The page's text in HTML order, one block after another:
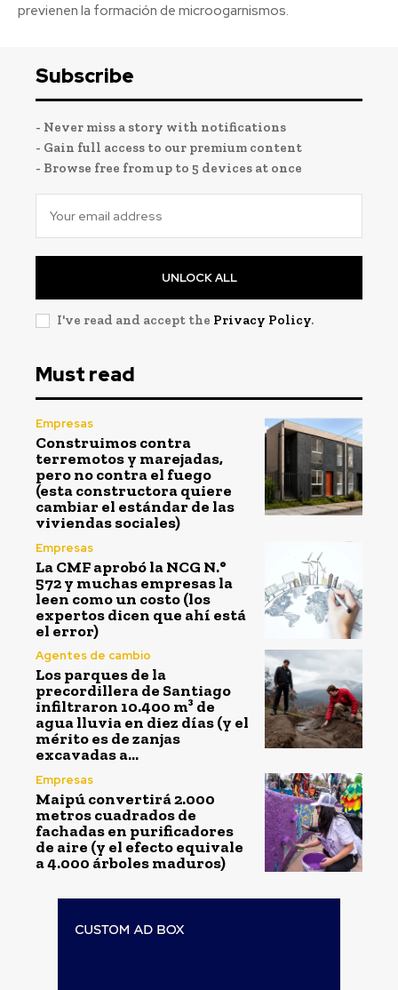
previenen la formación de microogarnismos.
Subscribe
- Never miss a story with notifications
- Gain full access to our premium content
- Browse free from up to 5 devices at once
UNLOCK ALL
I've read and accept the Privacy Policy.
Must read
Empresas
Construimos contra
terremotos y marejadas,
pero no contra el fuego
(esta constructora quiere
cambiar el estándar de las
viviendas sociales)
Empresas
La CMF aprobó la NCG N.°
572 y muchas empresas la
leen como un costo (los
expertos dicen que ahí está
el error)
Agentes de cambio
Los parques de la
precordillera de Santiago
infiltraron 10.400 m³ de
agua lluvia en diez días (y el
mérito es de zanjas
excavadas a...
Empresas
Maipú convertirá 2.000
metros cuadrados de
fachadas en purificadores
de aire (y el efecto equivale
a 4.000 árboles maduros)